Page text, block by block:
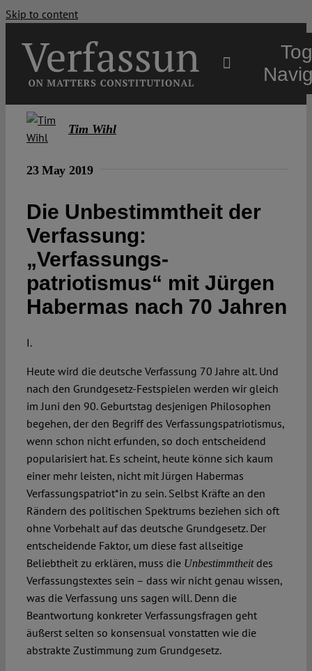
Skip to content
Projects
Open Access
Authors
Tim Wihl
23 May 2019
Die Unbestimmtheit der
Verfassung:
„Verfassungs­
patriotismus“ mit Jürgen
Habermas nach 70 Jahren
I.
Heute wird die deutsche Verfassung 70 Jahre alt. Und
nach den Grundgesetz-Festspielen werden wir gleich
im Juni den 90. Geburtstag desjenigen Philosophen
begehen, der den Begriff des Verfassungspatriotismus,
wenn schon nicht erfunden, so doch entscheidend
popularisiert hat. Es scheint, heute könne sich kaum
einer mehr leisten, nicht mit Jürgen Habermas
Verfassungspatriot*in zu sein. Selbst Kräfte an den
Rändern des politischen Spektrums beziehen sich oft
ohne Vorbehalt auf das deutsche Grundgesetz. Der
entscheidende Faktor, um diese fast allseitige
Beliebtheit zu erklären, muss die Unbestimmtheitdes
Verfassungstextes sein – dass wir nicht genau wissen,
was die Verfassung uns sagen will. Denn die
Beantwortung konkreter Verfassungsfragen geht
äußerst selten so konsensual vonstatten wie die
abstrakte Zustimmung zum Grundgesetz.